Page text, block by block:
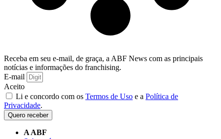
Receba em seu e-mail, de graça, a ABF News com as principais
notícias e informações do franchising.
E-mail
Aceito
Li e concordo com os Termos de Uso e a Política de
Privacidade.
Quero receber
A ABF